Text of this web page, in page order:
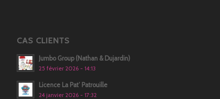
CAS CLIENTS
Jumbo Group (Nathan & Dujardin)
25 février 2026 - 14:13
Licence La Pat’ Patrouille
24 janvier 2026 - 17:32